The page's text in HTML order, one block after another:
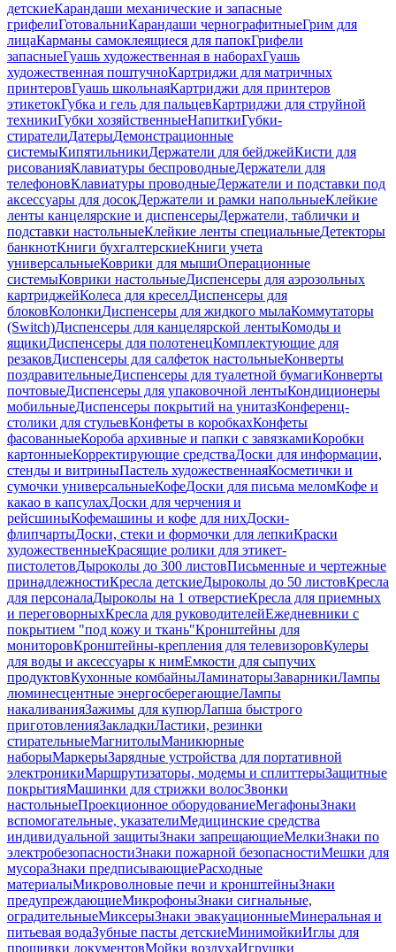
детскиеКарандаши механические и запасные
грифелиГотовальниКарандаши чернографитныеГрим для
лицаКарманы самоклеящиеся для папокГрифели
запасныеГуашь художественная в наборахГуашь
художественная поштучноКартриджи для матричных
принтеровГуашь школьнаяКартриджи для принтеров
этикетокГубка и гель для пальцевКартриджи для струйной
техникиГубки хозяйственныеНапиткиГубки-
стирателиДатерыДемонстрационные
системыКипятильникиДержатели для бейджейКисти для
рисованияКлавиатуры беспроводныеДержатели для
телефоновКлавиатуры проводныеДержатели и подставки под
аксессуары для досокДержатели и рамки напольныеКлейкие
ленты канцелярские и диспенсерыДержатели, таблички и
подставки настольныеКлейкие ленты специальныеДетекторы
банкнотКниги бухгалтерскиеКниги учета
универсальныеКоврики для мышиОперационные
системыКоврики настольныеДиспенсеры для аэрозольных
картриджейКолеса для креселДиспенсеры для
блоковКолонкиДиспенсеры для жидкого мылаКоммутаторы
(Switch)Диспенсеры для канцелярской лентыКомоды и
ящикиДиспенсеры для полотенецКомплектующие для
резаковДиспенсеры для салфеток настольныеКонверты
поздравительныеДиспенсеры для туалетной бумагиКонверты
почтовыеДиспенсеры для упаковочной лентыКондиционеры
мобильныеДиспенсеры покрытий на унитазКонференц-
столики для стульевКонфеты в коробкахКонфеты
фасованныеКороба архивные и папки с завязкамиКоробки
картонныеКорректирующие средстваДоски для информации,
стенды и витриныПастель художественнаяКосметички и
сумочки универсальныеКофеДоски для письма меломКофе и
какао в капсулахДоски для черчения и
рейсшиныКофемашины и кофе для нихДоски-
флипчартыДоски, стеки и формочки для лепкиКраски
художественныеКрасящие ролики для этикет-
пистолетовДыроколы до 300 листовПисьменные и чертежные
принадлежностиКресла детскиеДыроколы до 50 листовКресла
для персоналаДыроколы на 1 отверстиеКресла для приемных
и переговорныхКресла для руководителейЕжедневники с
покрытием "под кожу и ткань"Кронштейны для
мониторовКронштейны-крепления для телевизоровКулеры
для воды и аксессуары к нимЕмкости для сыпучих
продуктовКухонные комбайныЛаминаторыЗаварникиЛампы
люминесцентные энергосберегающиеЛампы
накаливанияЗажимы для купюрЛапша быстрого
приготовленияЗакладкиЛастики, резинки
стирательныеМагнитолыМаникюрные
наборыМаркерыЗарядные устройства для портативной
электроникиМаршрутизаторы, модемы и сплиттерыЗащитные
покрытияМашинки для стрижки волосЗвонки
настольныеПроекционное оборудованиеМегафоныЗнаки
вспомогательные, указателиМедицинские средства
индивидуальной защитыЗнаки запрещающиеМелкиЗнаки по
электробезопасностиЗнаки пожарной безопасностиМешки для
мусораЗнаки предписывающиеРасходные
материалыМикроволновые печи и кронштейныЗнаки
предупреждающиеМикрофоныЗнаки сигнальные,
оградительныеМиксерыЗнаки эвакуационныеМинеральная и
питьевая водаЗубные пасты детскиеМинимойкиИглы для
прошивки документовМойки воздухаИгрушки